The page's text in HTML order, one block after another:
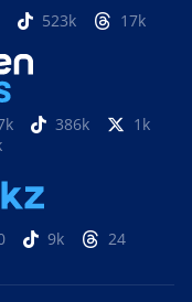
523k 17k
386k
1k
9k 24